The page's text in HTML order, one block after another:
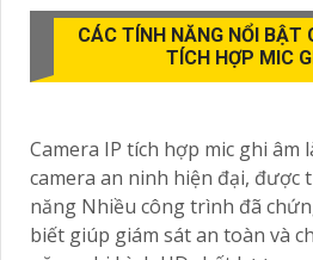
CÁC TÍNH NĂNG NỔI BẬT
TÍCH HỢP MIC
Camera IP tích hợp mic ghi
camera an ninh hiện đại, được
năng Nhiều công trình đã
biết giúp giám sát an toàn và